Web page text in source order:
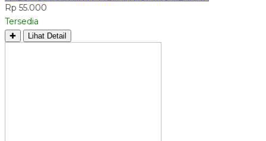
Rp 55.000
Tersedia
✚ Lihat Detail